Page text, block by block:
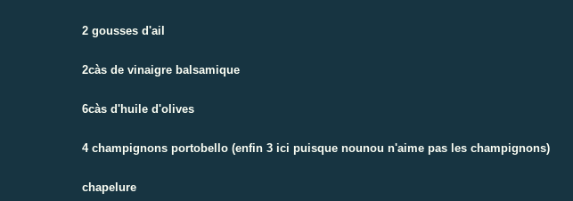
2 gousses d'ail
2càs de vinaigre balsamique
6càs d'huile d'olives
4 champignons portobello (enfin 3 ici puisque nounou n'aime pas les champignons)
chapelure